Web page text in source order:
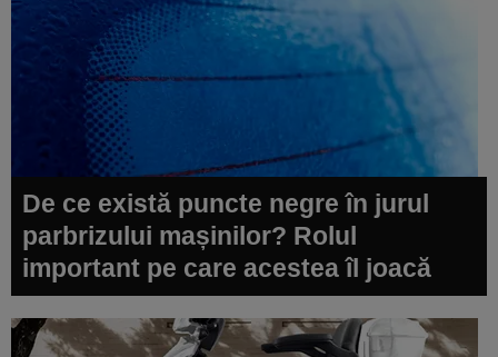
De ce există puncte negre în jurul
parbrizului mașinilor? Rolul
important pe care acestea îl joacă